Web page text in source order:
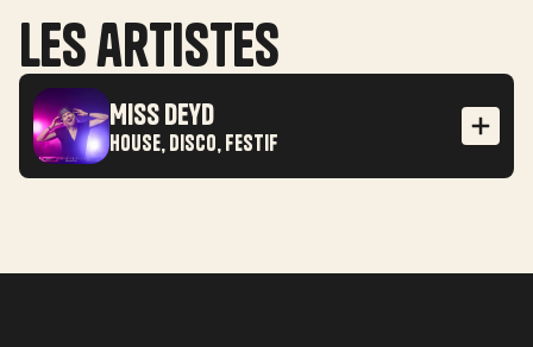
Les artistes
Miss Deyd
House, Disco, Festif
styles et goûts musicaux afin de vous